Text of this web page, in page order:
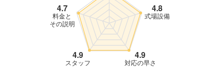
4.8
式場設備
4.9
対応の早さ
4.9
スタッフ
4.7
料金と
その説明